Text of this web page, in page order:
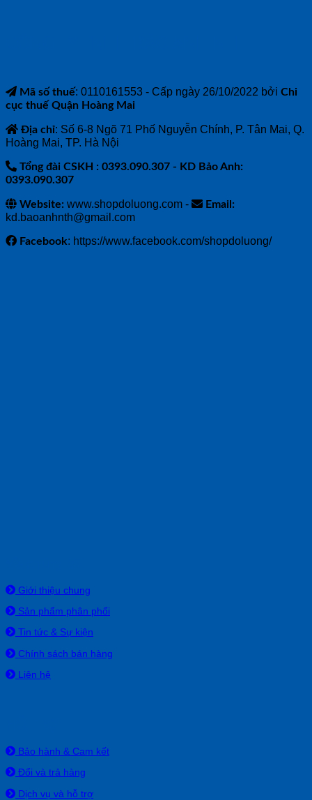
Mã số thuế: 0110161553 - Cấp ngày 26/10/2022 bởi Chi
cục thuế Quận Hoàng Mai
Địa chỉ: Số 6-8 Ngõ 71 Phố Nguyễn Chính, P. Tân Mai, Q.
Hoàng Mai, TP. Hà Nội
Tổng đài CSKH : 0393.090.307 - KD Bảo Anh:
0393.090.307
Website: www.shopdoluong.com - Email:
kd.baoanhnth@gmail.com
Facebook: https://www.facebook.com/shopdoluong/
Giới thiệu chung
Sản phẩm phân phối
Tin tức & Sự kiện
Chính sách bán hàng
Liên hệ
Bảo hành & Cam kết
Đổi và trả hàng
Dịch vụ và hỗ trợ